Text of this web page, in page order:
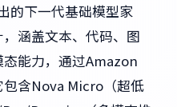
的下一代基础模型家
涵盖文本、代码、图
能力，通过Amazon
含Nova Micro（超低